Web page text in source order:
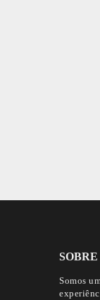
SOBRE
Somos